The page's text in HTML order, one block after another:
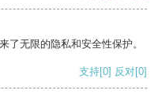
了无限的隐私和安全性保护。
支持[0] 反对[0]